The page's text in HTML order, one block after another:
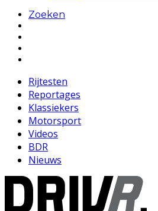
Zoeken
Rijtesten
Reportages
Klassiekers
Motorsport
Videos
BDR
Nieuws